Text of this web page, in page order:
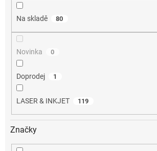
Na skladě 80
Novinka 0
Doprodej 1
LASER & INKJET 119
Značky